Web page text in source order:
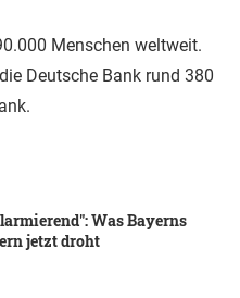
Menschen weltweit.
Deutsche Bank rund 380
Was Bayerns
jetzt droht